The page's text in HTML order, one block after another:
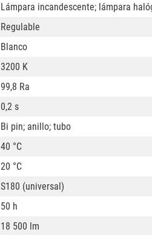
Lámpara incandescente; lámpara
Regulable
Blanco
3200 K
99,8 Ra
0,2 s
Bi pin; anillo; tubo
40 °C
20 °C
S180 (universal)
50 h
18 500 lm